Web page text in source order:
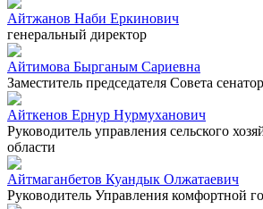
Айтжанов Наби Еркинович
генеральный директор
Айтимова Бырганым Сариевна
Заместитель председателя Совета
Айткенов Ернур Нурмуханович
Руководитель управления сельского
области
Айтмаганбетов Куандык Олжатаевич
Руководитель Управления комфортной